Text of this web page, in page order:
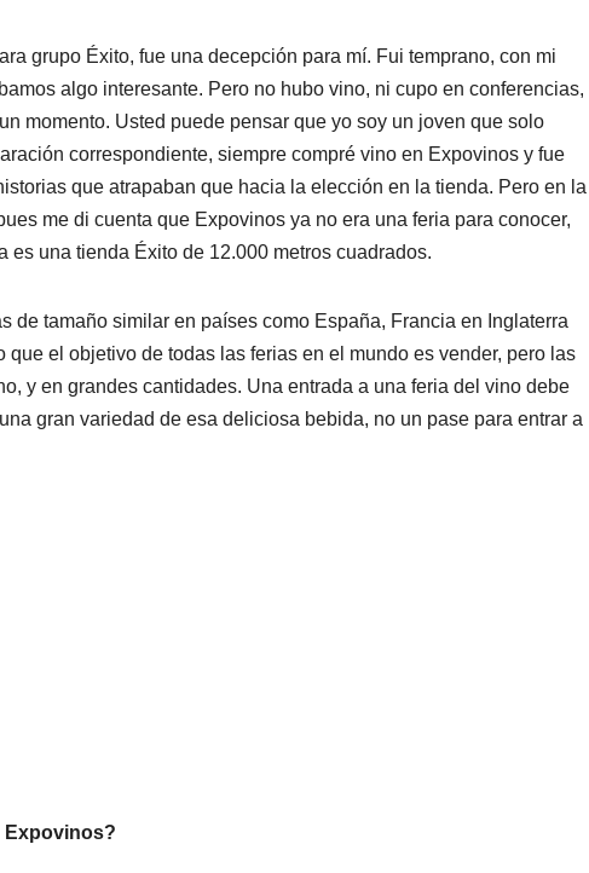
grupo Éxito, fue una decepción para mí. Fui temprano, con mi
algo interesante. Pero no hubo vino, ni cupo en conferencias,
momento. Usted puede pensar que yo soy un joven que solo
correspondiente, siempre compré vino en Expovinos y fue
que atrapaban que hacia la elección en la tienda. Pero en la
me di cuenta que Expovinos ya no era una feria para conocer,
es una tienda Éxito de 12.000 metros cuadrados.
de tamaño similar en países como España, Francia en Inglaterra
el objetivo de todas las ferias en el mundo es vender, pero las
y en grandes cantidades. Una entrada a una feria del vino debe
gran variedad de esa deliciosa bebida, no un pase para entrar a
Expovinos?